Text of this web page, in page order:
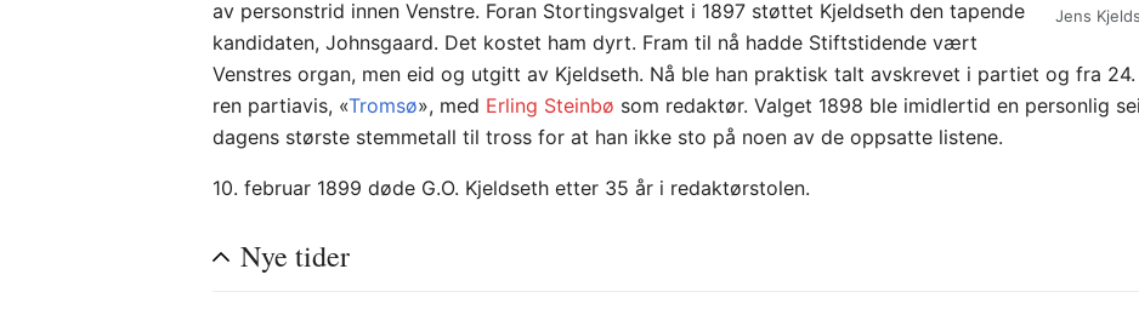
Jens
av personstrid innen Venstre. Foran Stortingsvalget i 1897 støttet Kjeldseth den tapende
kandidaten, Johnsgaard. Det kostet ham dyrt. Fram til nå hadde Stiftstidende vært
Venstres organ, men eid og utgitt av Kjeldseth. Nå ble han praktisk talt avskrevet i partiet og fra
ren partiavis, «Tromsø», med Erling Steinbø som redaktør. Valget 1898 ble imidlertid en personlig
dagens største stemmetall til tross for at han ikke sto på noen av de oppsatte listene.
10. februar 1899 døde G.O. Kjeldseth etter 35 år i redaktørstolen.
Nye tider